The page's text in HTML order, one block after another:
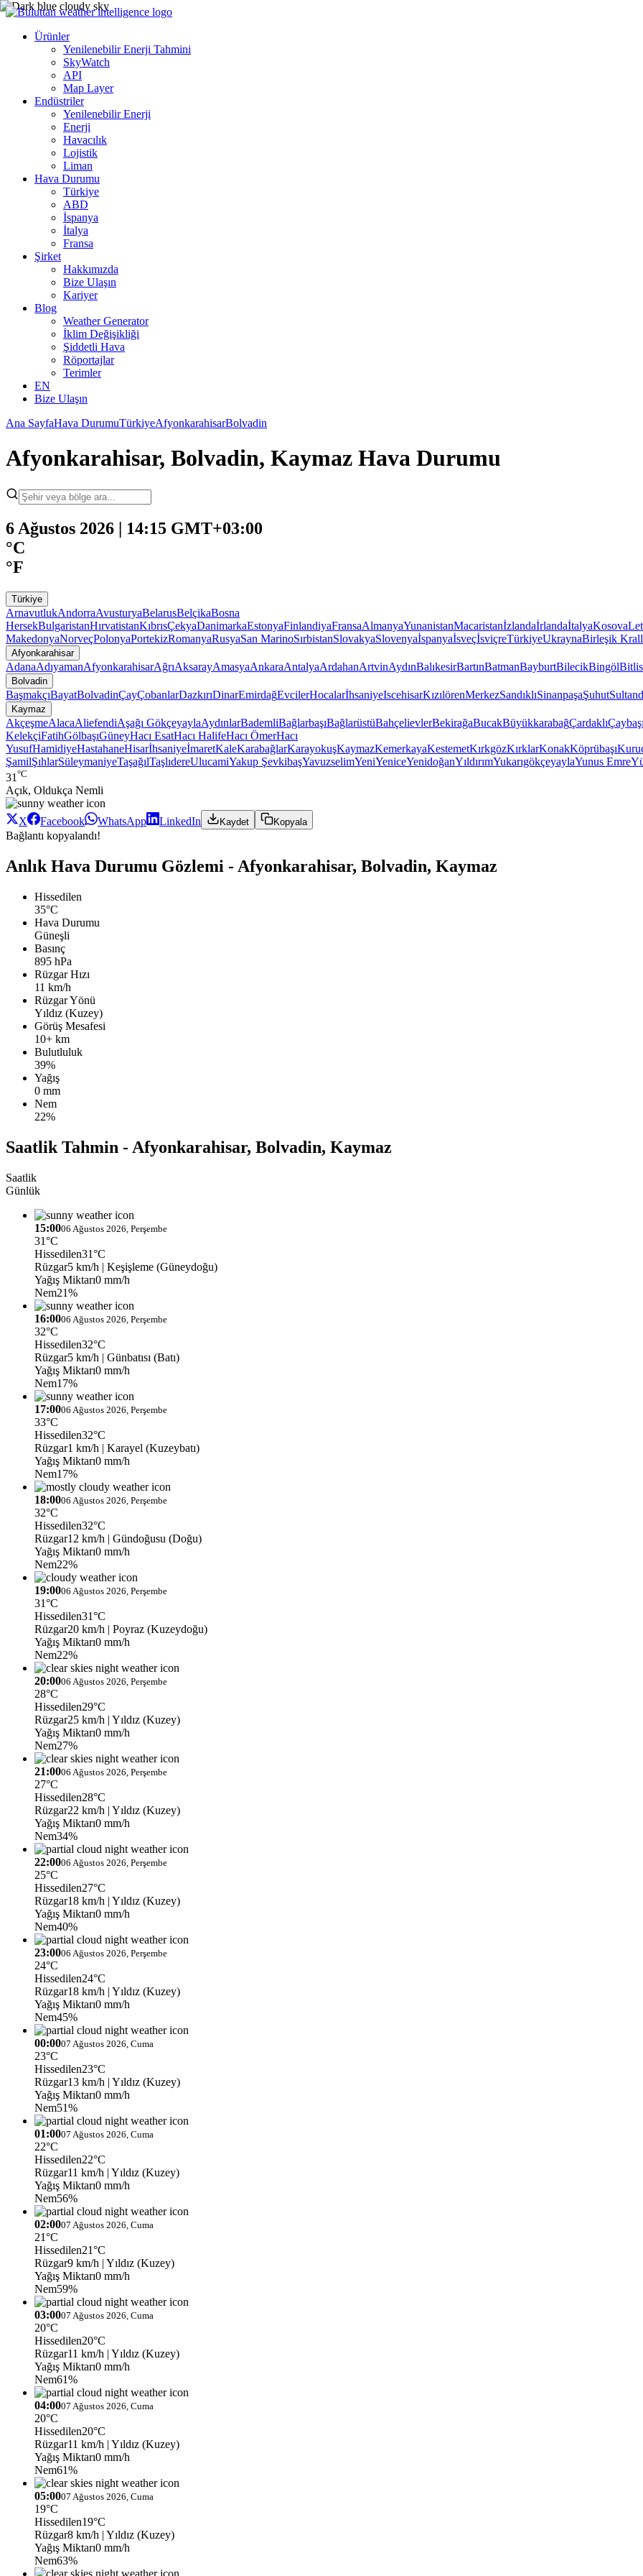
Ürünler
Yenilenebilir Enerji Tahmini
SkyWatch
API
Map Layer
Endüstriler
Yenilenebilir Enerji
Enerji
Havacılık
Lojistik
Liman
Hava Durumu
Türkiye
ABD
İspanya
İtalya
Fransa
Şirket
Hakkımızda
Bize Ulaşın
Kariyer
Blog
Weather Generator
İklim Değişikliği
Şiddetli Hava
Röportajlar
Terimler
EN
Bize Ulaşın
Ana SayfaHava DurumuTürkiyeAfyonkarahisarBolvadin
Afyonkarahisar, Bolvadin, Kaymaz Hava Durumu
6 Ağustos 2026 | 14:15 GMT+03:00
°C
°F
Türkiye
ArnavutlukAndorraAvusturyaBelarusBelçikaBosna
HersekBulgaristanHırvatistanKıbrısÇekyaDanimarkaEstonyaFinlandiyaFransaAlmanyaYunanistanMacaristanİzlandaİrlandaİtalyaKosova
MakedonyaNorveçPolonyaPortekizRomanyaRusyaSan MarinoSırbistanSlovakyaSlovenyaİspanyaİsveçİsviçreTürkiyeUkraynaBirleşik
Afyonkarahisar
AdanaAdıyamanAfyonkarahisarAğrıAksarayAmasyaAnkaraAntalyaArdahanArtvinAydınBalıkesirBartınBatmanBayburtBilecikBingölBitlis
Bolvadin
BaşmakçıBayatBolvadinÇayÇobanlarDazkırıDinarEmirdağEvcilerHocalarİhsaniyeIscehisarKızılörenMerkezSandıklıSinanpaşaŞuhut
Kaymaz
AkçeşmeAlacaAliefendiAşağı GökçeyaylaAydınlarBademliBağlarbaşıBağlarüstüBahçelievlerBekirağaBucakBüyükkarabağÇardaklıÇaybaşı
KelekçiFatihGölbaşıGüneyHacı EsatHacı HalifeHacı ÖmerHacı
YusufHamidiyeHastahaneHisarİhsaniyeİmaretKaleKarabağlarKarayokuşKaymazKemerkayaKestemetKırkgözKırklarKonakKöprübaşı
ŞamilŞıhlarSüleymaniyeTaşağılTaşlıdereUlucamiYakup ŞevkibaşYavuzselimYeniYeniceYenidoğanYıldırımYukarıgökçeyaylaYunus Emre
31 °C
Açık, Oldukça Nemli
X Facebook WhatsApp LinkedIn Kaydet Kopyala
Bağlantı kopyalandı!
Anlık Hava Durumu Gözlemi - Afyonkarahisar, Bolvadin, Kaymaz
Hissedilen
35°C
Hava Durumu
Güneşli
Basınç
895 hPa
Rüzgar Hızı
11 km/h
Rüzgar Yönü
Yıldız (Kuzey)
Görüş Mesafesi
10+ km
Bulutluluk
39%
Yağış
0 mm
Nem
22%
Saatlik Tahmin - Afyonkarahisar, Bolvadin, Kaymaz
Saatlik
Günlük
15:0006 Ağustos 2026, Perşembe
31°C
Hissedilen31°C
Rüzgar5 km/h | Keşişleme (Güneydoğu)
Yağış Miktarı0 mm/h
Nem21%
16:0006 Ağustos 2026, Perşembe
32°C
Hissedilen32°C
Rüzgar5 km/h | Günbatısı (Batı)
Yağış Miktarı0 mm/h
Nem17%
17:0006 Ağustos 2026, Perşembe
33°C
Hissedilen32°C
Rüzgar1 km/h | Karayel (Kuzeybatı)
Yağış Miktarı0 mm/h
Nem17%
18:0006 Ağustos 2026, Perşembe
32°C
Hissedilen32°C
Rüzgar12 km/h | Gündoğusu (Doğu)
Yağış Miktarı0 mm/h
Nem22%
19:0006 Ağustos 2026, Perşembe
31°C
Hissedilen31°C
Rüzgar20 km/h | Poyraz (Kuzeydoğu)
Yağış Miktarı0 mm/h
Nem22%
20:0006 Ağustos 2026, Perşembe
28°C
Hissedilen29°C
Rüzgar25 km/h | Yıldız (Kuzey)
Yağış Miktarı0 mm/h
Nem27%
21:0006 Ağustos 2026, Perşembe
27°C
Hissedilen28°C
Rüzgar22 km/h | Yıldız (Kuzey)
Yağış Miktarı0 mm/h
Nem34%
22:0006 Ağustos 2026, Perşembe
25°C
Hissedilen27°C
Rüzgar18 km/h | Yıldız (Kuzey)
Yağış Miktarı0 mm/h
Nem40%
23:0006 Ağustos 2026, Perşembe
24°C
Hissedilen24°C
Rüzgar18 km/h | Yıldız (Kuzey)
Yağış Miktarı0 mm/h
Nem45%
00:0007 Ağustos 2026, Cuma
23°C
Hissedilen23°C
Rüzgar13 km/h | Yıldız (Kuzey)
Yağış Miktarı0 mm/h
Nem51%
01:0007 Ağustos 2026, Cuma
22°C
Hissedilen22°C
Rüzgar11 km/h | Yıldız (Kuzey)
Yağış Miktarı0 mm/h
Nem56%
02:0007 Ağustos 2026, Cuma
21°C
Hissedilen21°C
Rüzgar9 km/h | Yıldız (Kuzey)
Yağış Miktarı0 mm/h
Nem59%
03:0007 Ağustos 2026, Cuma
20°C
Hissedilen20°C
Rüzgar11 km/h | Yıldız (Kuzey)
Yağış Miktarı0 mm/h
Nem61%
04:0007 Ağustos 2026, Cuma
20°C
Hissedilen20°C
Rüzgar11 km/h | Yıldız (Kuzey)
Yağış Miktarı0 mm/h
Nem61%
05:0007 Ağustos 2026, Cuma
19°C
Hissedilen19°C
Rüzgar8 km/h | Yıldız (Kuzey)
Yağış Miktarı0 mm/h
Nem63%